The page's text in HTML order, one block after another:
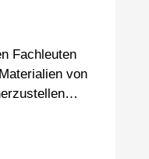
Fachleuten
von